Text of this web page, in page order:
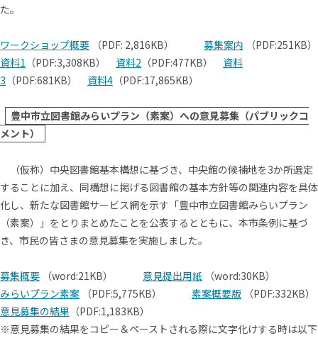
た。
ワークショップ概要 （PDF: 2,816KB） 募集案内 （PDF:251KB）
資料1 （PDF:3,308KB） 資料2 （PDF:477KB） 資料
3 （PDF:681KB） 資料4 （PDF:17,865KB）
豊中市立図書館みらいプラン（素案）への意見募集（パブリックコ
メント）
（仮称）中央図書館基本構想に基づき、中央館の候補地を3か所選定
することに加え、同構想に掲げる図書館の基本方針等の関連内容を具体
化し、新たな図書館サービス網を示す「豊中市立図書館みらいプラン
（素案）」をとりまとめたことを公表するとともに、本市条例に基づ
き、市民の皆さまの意見募集を実施しました。
募集概要 （word:21KB） 意見提出用紙 （word:30KB）
みらいプラン素案 （PDF:5,775KB） 素案概要版 （PDF:332KB）
意見募集の結果 （PDF:1,183KB）
※意見募集の結果をコピー＆ペーストされる際に文字化けする時は以下